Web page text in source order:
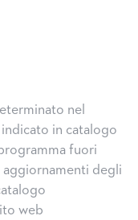
nel
in catalogo
fuori
aggiornamenti degli
web